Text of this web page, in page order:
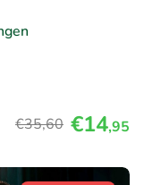
€35,60 €14,95